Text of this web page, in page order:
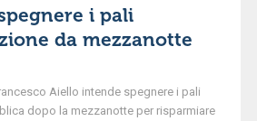
i pali
da mezzanotte
Aiello intende spegnere i pali
dopo la mezzanotte per risparmiare